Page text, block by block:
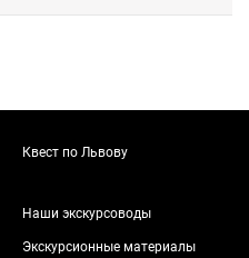
Квест по Львову
Наши экскурсоводы
Экскурсионные материалы